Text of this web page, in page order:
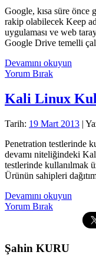
Google, kısa süre önce
rakip olabilecek Keep
uygulaması ve web
Google Drive temelli
Devamını okuyun
Keep
çıktı
Yorum Bırak
Kali Linux
Tarih: 19 Mart 2013 |
Penetration testlerinde
devamı niteliğindeki
testlerinde kullanılmak
Ürünün sahipleri
Devamını okuyun
Yorum Bırak
Şahin KURU